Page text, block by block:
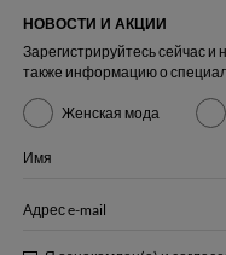
НОВОСТИ И АКЦИИ
Зарегистрируйтесь сейчас и
также информацию о
Женская мода
Имя
Адрес e-mail